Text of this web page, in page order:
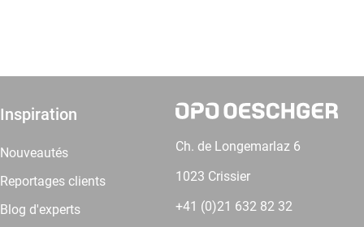
Inspiration
Nouveautés
Reportages clients
Blog d'experts
Ch. de Longemarlaz 6
1023 Crissier
+41 (0)21 632 82 32